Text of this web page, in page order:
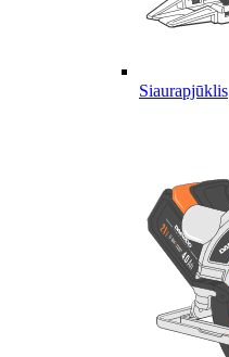
Siaurapjūklis